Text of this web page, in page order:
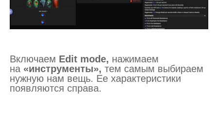
Включаем Edit mode, нажимаем
на «инструменты», тем самым выбираем
нужную нам вещь. Ее характеристики
появляются справа.